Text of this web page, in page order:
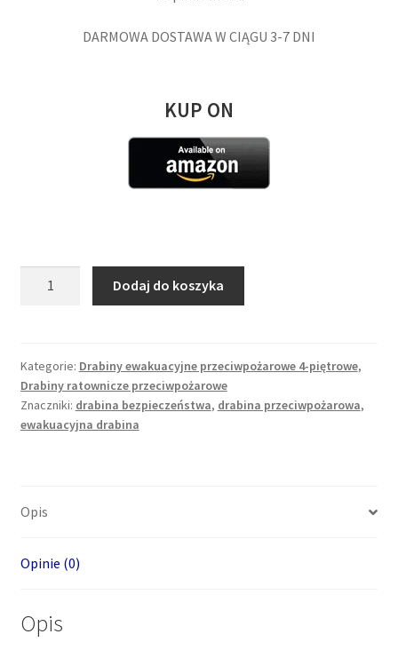
DARMOWA DOSTAWA W CIĄGU 3-7 DNI
KUP ON
Piętro
10
m
Dodaj do koszyka
Kategorie: Drabiny ewakuacyjne przeciwpożarowe 4-piętrowe,
Drabiny ratownicze przeciwpożarowe
Znaczniki: drabina bezpieczeństwa, drabina przeciwpożarowa,
ewakuacyjna drabina
Opis
Opinie (0)
Opis